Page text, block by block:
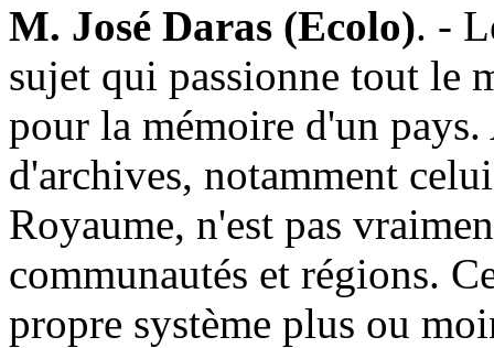
M. José Daras (Ecolo). -
sujet qui passionne tout le
pour la mémoire d'un
d'archives, notamment
Royaume, n'est pas
communautés et régions.
propre système plus ou